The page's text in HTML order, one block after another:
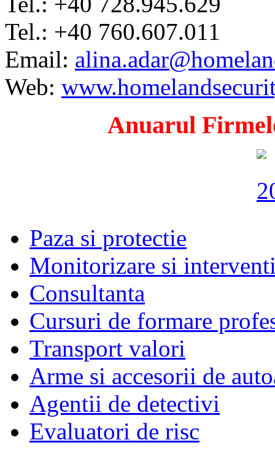
Tel.: +40 760.607.011
Email:
Web:
Anuarul
Paza si protectie
Monitorizare si
Consultanta
Cursuri de formare
Transport valori
Arme si accesorii de
Agentii de detectivi
Evaluatori de risc